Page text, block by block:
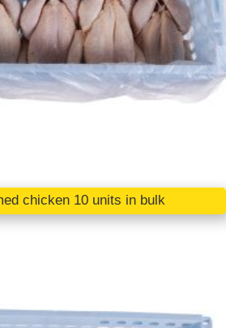
chicken 10 units in bulk